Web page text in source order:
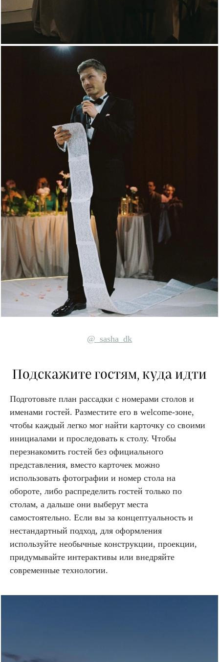
@_sasha_dk
Подскажите гостям, куда идти
Подготовьте план рассадки с номерами столов и
именами гостей. Разместите его в welcome-зоне,
чтобы каждый легко мог найти карточку со своими
инициалами и проследовать к столу. Чтобы
перезнакомить гостей без официального
представления, вместо карточек можно
использовать фотографии и номер стола на
обороте, либо распределить гостей только по
столам, а дальше они выберут места
самостоятельно. Если вы за концептуальность и
нестандартный подход, для оформления
используйте необычные конструкции, проекции,
придумывайте интерактивы или внедряйте
современные технологии.